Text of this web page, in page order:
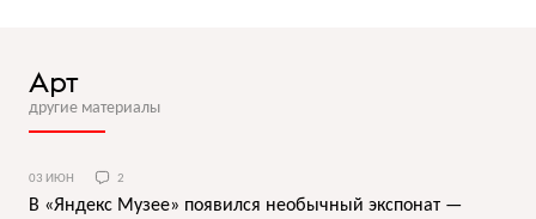
Арт
другие материалы
03 ИЮН 2
В «Яндекс Музее» появился необычный экспонат —